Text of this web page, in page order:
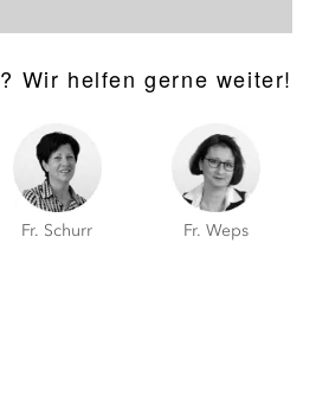
Wir helfen gerne weiter!
Fr. Schurr Fr. Weps